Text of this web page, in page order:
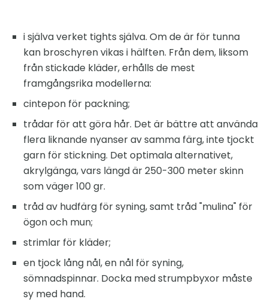
i själva verket tights själva. Om de är för tunna
kan broschyren vikas i hälften. Från dem, liksom
från stickade kläder, erhålls de mest
framgångsrika modellerna:
cintepon för packning;
trådar för att göra hår. Det är bättre att använda
flera liknande nyanser av samma färg, inte tjockt
garn för stickning. Det optimala alternativet,
akrylgänga, vars längd är 250-300 meter skinn
som väger 100 gr.
tråd av hudfärg för syning, samt tråd "mulina" för
ögon och mun;
strimlar för kläder;
en tjock lång nål, en nål för syning,
sömnadspinnar. Docka med strumpbyxor måste
sy med hand.